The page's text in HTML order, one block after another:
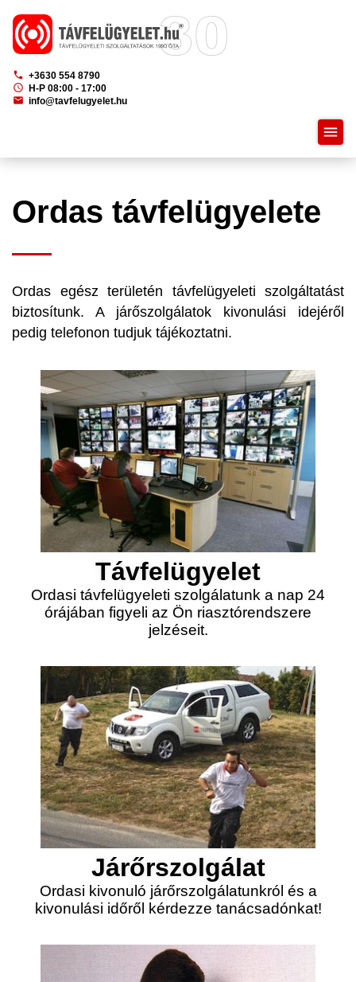
phone +3630 554 8790
schedule
H-P 08:00 - 17:00
mail info@tavfelugyelet.hu
menu
Ordas távfelügyelete
Ordas egész területén távfelügyeleti szolgáltatást
biztosítunk. A járőszolgálatok kivonulási idejéről
pedig telefonon tudjuk tájékoztatni.
Távfelügyelet
Ordasi távfelügyeleti szolgálatunk a nap 24
órájában figyeli az Ön riasztórendszere
jelzéseit.
Járőrszolgálat
Ordasi kivonuló járőrszolgálatunkról és a
kivonulási időről kérdezze tanácsadónkat!